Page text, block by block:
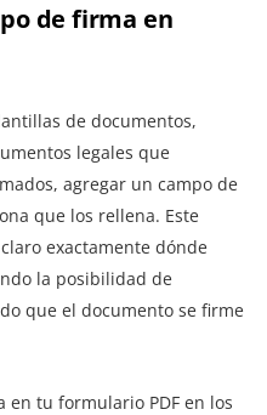
de firma en
de documentos,
legales que
agregar un campo de
que los rellena. Este
exactamente dónde
la posibilidad de
que el documento se firme
en tu formulario PDF en los